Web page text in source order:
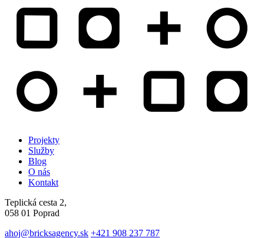
Projekty
Služby
Blog
O nás
Kontakt
Teplická cesta 2,
058 01 Poprad
ahoj@bricksagency.sk +421 908 237 787